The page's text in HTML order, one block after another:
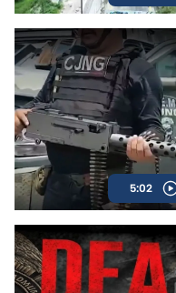
5:02